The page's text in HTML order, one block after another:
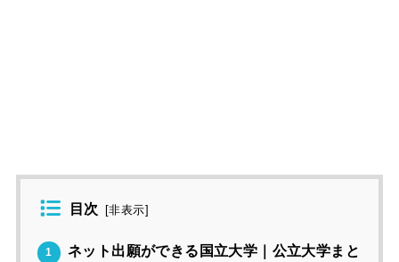
目次 [非表示]
1
ネット出願ができる国立大学｜公立大学まと